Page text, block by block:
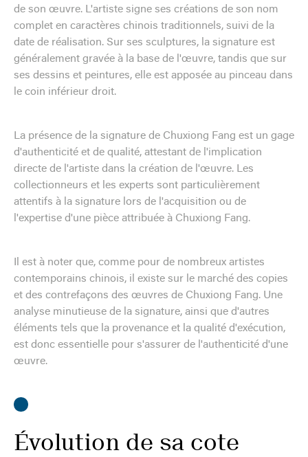
de son œuvre. L'artiste signe ses créations de son nom
complet en caractères chinois traditionnels, suivi de la
date de réalisation. Sur ses sculptures, la signature est
généralement gravée à la base de l'œuvre, tandis que sur
ses dessins et peintures, elle est apposée au pinceau dans
le coin inférieur droit.
La présence de la signature de Chuxiong Fang est un gage
d'authenticité et de qualité, attestant de l'implication
directe de l'artiste dans la création de l'œuvre. Les
collectionneurs et les experts sont particulièrement
attentifs à la signature lors de l'acquisition ou de
l'expertise d'une pièce attribuée à Chuxiong Fang.
Il est à noter que, comme pour de nombreux artistes
contemporains chinois, il existe sur le marché des copies
et des contrefaçons des œuvres de Chuxiong Fang. Une
analyse minutieuse de la signature, ainsi que d'autres
éléments tels que la provenance et la qualité d'exécution,
est donc essentielle pour s'assurer de l'authenticité d'une
œuvre.
Évolution de sa cote